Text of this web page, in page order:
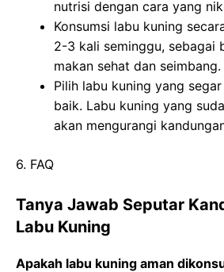
nutrisi dengan cara yang
Konsumsi labu kuning
2-3 kali seminggu, sebagai
makan sehat dan seimbang.
Pilih labu kuning yang
baik. Labu kuning yang
akan mengurangi
6. FAQ
Tanya Jawab Seputar
Labu Kuning
Apakah labu kuning aman